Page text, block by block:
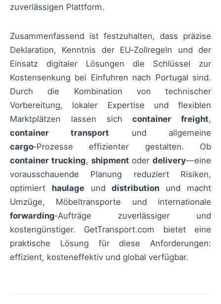
zuverlässigen Plattform.
Zusammenfassend ist festzuhalten, dass präzise
Deklaration, Kenntnis der EU‑Zollregeln und der
Einsatz digitaler Lösungen die Schlüssel zur
Kostensenkung bei Einfuhren nach Portugal sind.
Durch die Kombination von technischer
Vorbereitung, lokaler Expertise und flexiblen
Marktplätzen lassen sichcontainer freight,
container transport und allgemeine
cargo‑Prozesse effizienter gestalten. Ob
container trucking, shipment oder delivery—eine
vorausschauende Planung reduziert Risiken,
optimiert haulageunddistribution und macht
Umzüge, Möbeltransporte und internationale
forwarding‑Aufträge zuverlässiger und
kostengünstiger. GetTransport.com bietet eine
praktische Lösung für diese Anforderungen:
effizient, kosteneffektiv und global verfügbar.